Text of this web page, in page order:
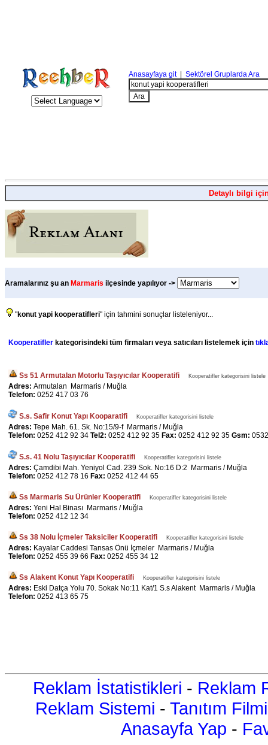
Anasayfaya git| Sektörel Gruplarda Ara
Detaylı bilgi
Aramalarınız şu an Marmaris ilçesinde yapılıyor ->
"konut yapi kooperatifleri" için tahmini sonuçlar listeleniyor...
Kooperatifler kategorisindeki tüm firmaları veya satıcıları listelemek için
Ss 51 Armutalan Motorlu Taşıyıcılar Kooperatifi Kooperatifler kategorisini listele
Adres: Armutalan Marmaris / Muğla
Telefon: 0252 417 03 76
S.s. Safir Konut Yapı Kooparatifi Kooperatifler kategorisini listele
Adres: Tepe Mah. 61. Sk. No:15/9-f Marmaris / Muğla
Telefon: 0252 412 92 34 Tel2: 0252 412 92 35 Fax: 0252 412 92 35 Gsm:
S.s. 41 Nolu Taşıyıcılar Kooperatifi Kooperatifler kategorisini listele
Adres: Çamdibi Mah. Yeniyol Cad. 239 Sok. No:16 D:2 Marmaris / Muğla
Telefon: 0252 412 78 16 Fax: 0252 412 44 65
Ss Marmaris Su Ürünler Kooperatifi Kooperatifler kategorisini listele
Adres: Yeni Hal Binası Marmaris / Muğla
Telefon: 0252 412 12 34
Ss 38 Nolu İçmeler Taksiciler Kooperatifi Kooperatifler kategorisini listele
Adres: Kayalar Caddesi Tansas Önü İçmeler Marmaris / Muğla
Telefon: 0252 455 39 66 Fax: 0252 455 34 12
Ss Alakent Konut Yapı Kooperatifi Kooperatifler kategorisini listele
Adres: Eski Datça Yolu 70. Sokak No:11 Kat/1 S.s Alakent Marmaris / Muğla
Telefon: 0252 413 65 75
Reklam İstatistikleri - Reklam
Reklam Sistemi - Tanıtım Filmi
Anasayfa Yap -